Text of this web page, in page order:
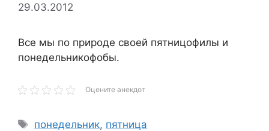
29.03.2012
Все мы по природе своей пятницофилы и
понедельникофобы.
Оцените анекдот
Метки
понедельник, пятница